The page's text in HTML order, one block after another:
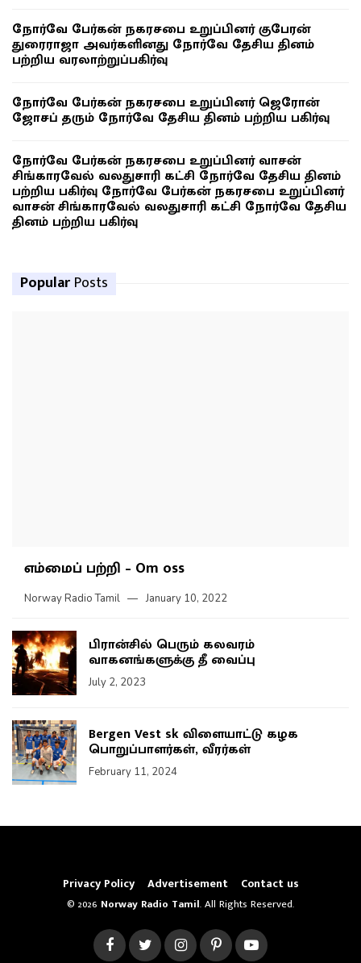
நோர்வே பேர்கன் நகரசபை உறுப்பினர் குபேரன்
துரைராஜா அவர்களினது நோர்வே தேசிய தினம்
பற்றிய வரலாற்றுப்பகிர்வு
நோர்வே பேர்கன் நகரசபை உறுப்பினர் ஜெரோன்
ஜோசப் தரும் நோர்வே தேசிய தினம் பற்றிய பகிர்வு
நோர்வே பேர்கன் நகரசபை உறுப்பினர் வாசன்
சிங்காரவேல் வலதுசாரி கட்சி நோர்வே தேசிய தினம்
பற்றிய பகிர்வு நோர்வே பேர்கன் நகரசபை உறுப்பினர்
வாசன் சிங்காரவேல் வலதுசாரி கட்சி நோர்வே தேசிய
தினம் பற்றிய பகிர்வு
Popular Posts
எம்மைப் பற்றி – Om oss
Norway Radio Tamil January 10, 2022
பிரான்சில் பெரும் கலவரம்
வாகனங்களுக்கு தீ வைப்பு
July 2, 2023
Bergen Vest sk விளையாட்டு கழக
பொறுப்பாளர்கள், வீரர்கள்
February 11, 2024
Privacy Policy Advertisement Contact us
© 2026 Norway Radio Tamil. All Rights Reserved.